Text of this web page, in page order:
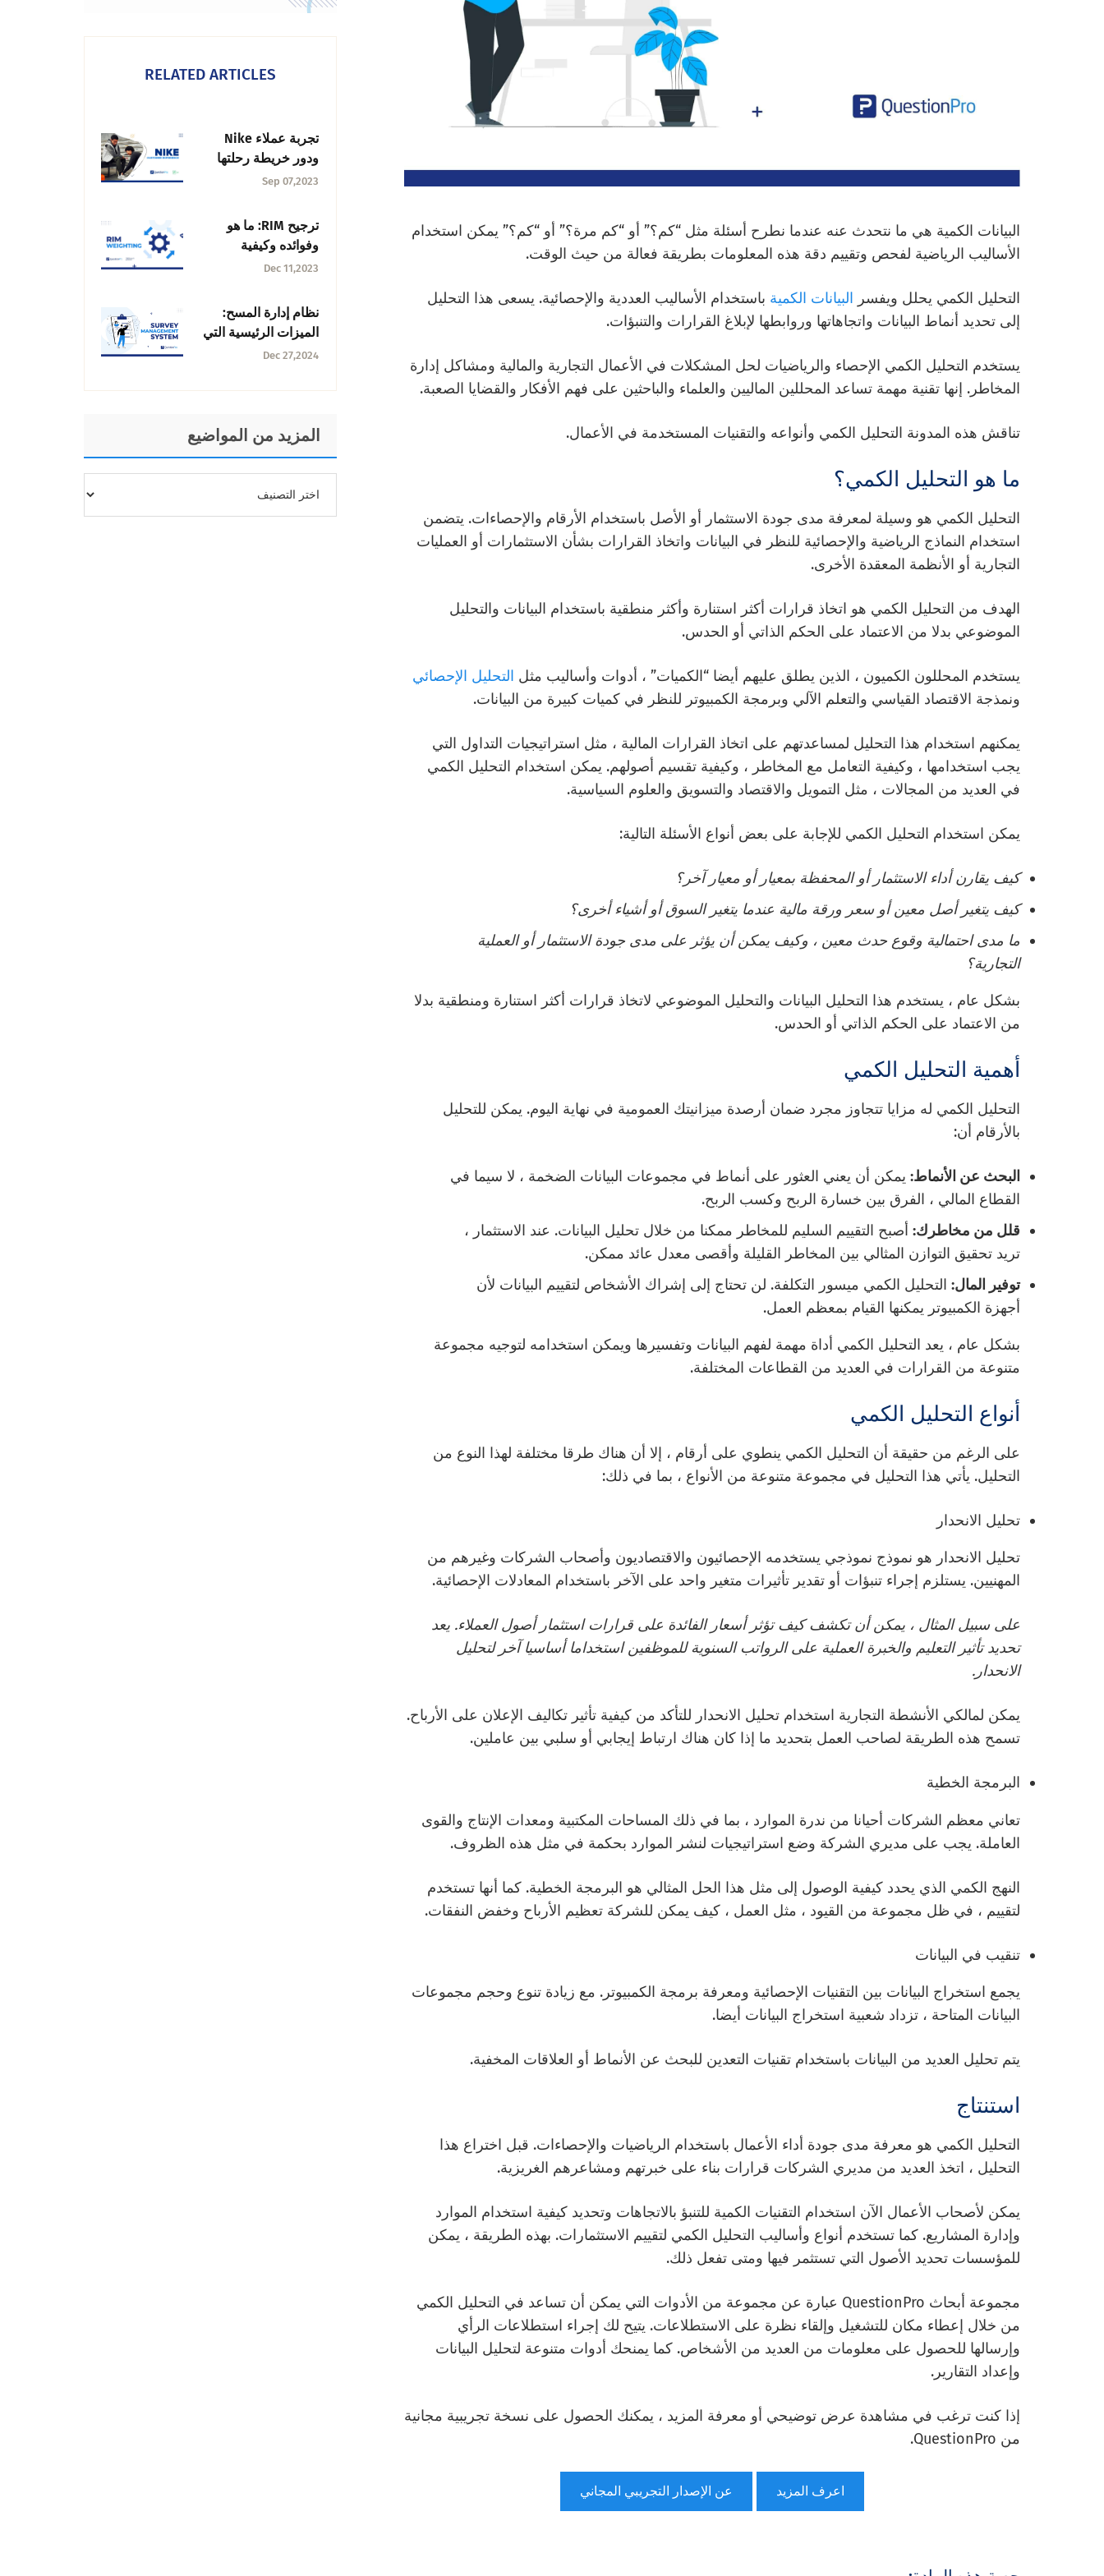
البيانات الكمية هي ما نتحدث عنه عندما نطرح أسئلة مثل “كم؟” أو “كم مرة؟” أو “كم؟” يمكن استخدام
الأساليب الرياضية لفحص وتقييم دقة هذه المعلومات بطريقة فعالة من حيث الوقت.
التحليل الكمي يحلل ويفسر البيانات الكمية باستخدام الأساليب العددية والإحصائية. يسعى هذا التحليل
إلى تحديد أنماط البيانات واتجاهاتها وروابطها لإبلاغ القرارات والتنبؤات.
يستخدم التحليل الكمي الإحصاء والرياضيات لحل المشكلات في الأعمال التجارية والمالية ومشاكل إدارة
المخاطر. إنها تقنية مهمة تساعد المحللين الماليين والعلماء والباحثين على فهم الأفكار والقضايا الصعبة.
تناقش هذه المدونة التحليل الكمي وأنواعه والتقنيات المستخدمة في الأعمال.
ما هو التحليل الكمي؟
التحليل الكمي هو وسيلة لمعرفة مدى جودة الاستثمار أو الأصل باستخدام الأرقام والإحصاءات. يتضمن
استخدام النماذج الرياضية والإحصائية للنظر في البيانات واتخاذ القرارات بشأن الاستثمارات أو العمليات
التجارية أو الأنظمة المعقدة الأخرى.
الهدف من التحليل الكمي هو اتخاذ قرارات أكثر استنارة وأكثر منطقية باستخدام البيانات والتحليل
الموضوعي بدلا من الاعتماد على الحكم الذاتي أو الحدس.
يستخدم المحللون الكميون ، الذين يطلق عليهم أيضا “الكميات” ، أدوات وأساليب مثل التحليل الإحصائي
ونمذجة الاقتصاد القياسي والتعلم الآلي وبرمجة الكمبيوتر للنظر في كميات كبيرة من البيانات.
يمكنهم استخدام هذا التحليل لمساعدتهم على اتخاذ القرارات المالية ، مثل استراتيجيات التداول التي
يجب استخدامها ، وكيفية التعامل مع المخاطر ، وكيفية تقسيم أصولهم. يمكن استخدام التحليل الكمي
في العديد من المجالات ، مثل التمويل والاقتصاد والتسويق والعلوم السياسية.
يمكن استخدام التحليل الكمي للإجابة على بعض أنواع الأسئلة التالية:
كيف يقارن أداء الاستثمار أو المحفظة بمعيار أو معيار آخر؟
كيف يتغير أصل معين أو سعر ورقة مالية عندما يتغير السوق أو أشياء أخرى؟
ما مدى احتمالية وقوع حدث معين ، وكيف يمكن أن يؤثر على مدى جودة الاستثمار أو العملية
التجارية؟
بشكل عام ، يستخدم هذا التحليل البيانات والتحليل الموضوعي لاتخاذ قرارات أكثر استنارة ومنطقية بدلا
من الاعتماد على الحكم الذاتي أو الحدس.
أهمية التحليل الكمي
التحليل الكمي له مزايا تتجاوز مجرد ضمان أرصدة ميزانيتك العمومية في نهاية اليوم. يمكن للتحليل
بالأرقام أن:
البحث عن الأنماط: يمكن أن يعني العثور على أنماط في مجموعات البيانات الضخمة ، لا سيما في
القطاع المالي ، الفرق بين خسارة الربح وكسب الربح.
قلل من مخاطرك: أصبح التقييم السليم للمخاطر ممكنا من خلال تحليل البيانات. عند الاستثمار ،
تريد تحقيق التوازن المثالي بين المخاطر القليلة وأقصى معدل عائد ممكن.
توفير المال: التحليل الكمي ميسور التكلفة. لن تحتاج إلى إشراك الأشخاص لتقييم البيانات لأن
أجهزة الكمبيوتر يمكنها القيام بمعظم العمل.
بشكل عام ، يعد التحليل الكمي أداة مهمة لفهم البيانات وتفسيرها ويمكن استخدامه لتوجيه مجموعة
متنوعة من القرارات في العديد من القطاعات المختلفة.
أنواع التحليل الكمي
على الرغم من حقيقة أن التحليل الكمي ينطوي على أرقام ، إلا أن هناك طرقا مختلفة لهذا النوع من
التحليل. يأتي هذا التحليل في مجموعة متنوعة من الأنواع ، بما في ذلك:
تحليل الانحدار
تحليل الانحدار هو نموذج نموذجي يستخدمه الإحصائيون والاقتصاديون وأصحاب الشركات وغيرهم من
المهنيين. يستلزم إجراء تنبؤات أو تقدير تأثيرات متغير واحد على الآخر باستخدام المعادلات الإحصائية.
على سبيل المثال ، يمكن أن تكشف كيف تؤثر أسعار الفائدة على قرارات استثمار أصول العملاء. يعد
تحديد تأثير التعليم والخبرة العملية على الرواتب السنوية للموظفين استخداما أساسيا آخر لتحليل
الانحدار.
يمكن لمالكي الأنشطة التجارية استخدام تحليل الانحدار للتأكد من كيفية تأثير تكاليف الإعلان على الأرباح.
تسمح هذه الطريقة لصاحب العمل بتحديد ما إذا كان هناك ارتباط إيجابي أو سلبي بين عاملين.
البرمجة الخطية
تعاني معظم الشركات أحيانا من ندرة الموارد ، بما في ذلك المساحات المكتبية ومعدات الإنتاج والقوى
العاملة. يجب على مديري الشركة وضع استراتيجيات لنشر الموارد بحكمة في مثل هذه الظروف.
النهج الكمي الذي يحدد كيفية الوصول إلى مثل هذا الحل المثالي هو البرمجة الخطية. كما أنها تستخدم
لتقييم ، في ظل مجموعة من القيود ، مثل العمل ، كيف يمكن للشركة تعظيم الأرباح وخفض النفقات.
تنقيب في البيانات
يجمع استخراج البيانات بين التقنيات الإحصائية ومعرفة برمجة الكمبيوتر. مع زيادة تنوع وحجم مجموعات
البيانات المتاحة ، تزداد شعبية استخراج البيانات أيضا.
يتم تحليل العديد من البيانات باستخدام تقنيات التعدين للبحث عن الأنماط أو العلاقات المخفية.
استنتاج
التحليل الكمي هو معرفة مدى جودة أداء الأعمال باستخدام الرياضيات والإحصاءات. قبل اختراع هذا
التحليل ، اتخذ العديد من مديري الشركات قرارات بناء على خبرتهم ومشاعرهم الغريزية.
يمكن لأصحاب الأعمال الآن استخدام التقنيات الكمية للتنبؤ بالاتجاهات وتحديد كيفية استخدام الموارد
وإدارة المشاريع. كما تستخدم أنواع وأساليب التحليل الكمي لتقييم الاستثمارات. بهذه الطريقة ، يمكن
للمؤسسات تحديد الأصول التي تستثمر فيها ومتى تفعل ذلك.
مجموعة أبحاث QuestionPro عبارة عن مجموعة من الأدوات التي يمكن أن تساعد في التحليل الكمي
من خلال إعطاء مكان للتشغيل وإلقاء نظرة على الاستطلاعات. يتيح لك إجراء استطلاعات الرأي
وإرسالها للحصول على معلومات من العديد من الأشخاص. كما يمنحك أدوات متنوعة لتحليل البيانات
وإعداد التقارير.
إذا كنت ترغب في مشاهدة عرض توضيحي أو معرفة المزيد ، يمكنك الحصول على نسخة تجريبية مجانية
من QuestionPro.
اعرف المزيد عن الإصدار التجريبي المجاني
RELATED ARTICLES
تجربة عملاء Nike
ودور خريطة رحلتها
Sep 07,2023
ترجيح RIM: ما هو
وفوائده وكيفية
حسابه؟
Dec 11,2023
نظام إدارة المسح:
الميزات الرئيسية التي
تحتاجها كل شركة
Dec 27,2024
المزيد من المواضيع
المواضيع